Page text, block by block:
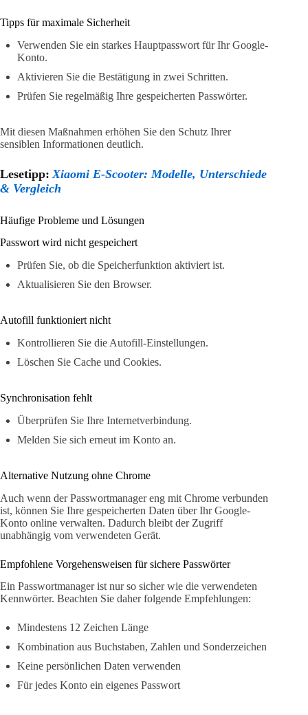
Tipps für maximale Sicherheit
Verwenden Sie ein starkes Hauptpasswort für Ihr Google-
Konto.
Aktivieren Sie die Bestätigung in zwei Schritten.
Prüfen Sie regelmäßig Ihre gespeicherten Passwörter.
Mit diesen Maßnahmen erhöhen Sie den Schutz Ihrer
sensiblen Informationen deutlich.
Lesetipp: Xiaomi E-Scooter: Modelle, Unterschiede
& Vergleich
Häufige Probleme und Lösungen
Passwort wird nicht gespeichert
Prüfen Sie, ob die Speicherfunktion aktiviert ist.
Aktualisieren Sie den Browser.
Autofill funktioniert nicht
Kontrollieren Sie die Autofill-Einstellungen.
Löschen Sie Cache und Cookies.
Synchronisation fehlt
Überprüfen Sie Ihre Internetverbindung.
Melden Sie sich erneut im Konto an.
Alternative Nutzung ohne Chrome
Auch wenn der Passwortmanager eng mit Chrome verbunden
ist, können Sie Ihre gespeicherten Daten über Ihr Google-
Konto online verwalten. Dadurch bleibt der Zugriff
unabhängig vom verwendeten Gerät.
Empfohlene Vorgehensweisen für sichere Passwörter
Ein Passwortmanager ist nur so sicher wie die verwendeten
Kennwörter. Beachten Sie daher folgende Empfehlungen:
Mindestens 12 Zeichen Länge
Kombination aus Buchstaben, Zahlen und Sonderzeichen
Keine persönlichen Daten verwenden
Für jedes Konto ein eigenes Passwort